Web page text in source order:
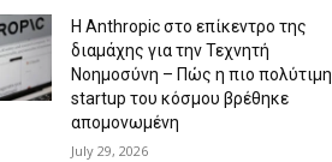
Η Anthropic στο επίκεντρο της
διαμάχης για την Τεχνητή
Νοημοσύνη – Πώς η πιο πολύτιμη
startup του κόσμου βρέθηκε
απομονωμένη
July 29, 2026